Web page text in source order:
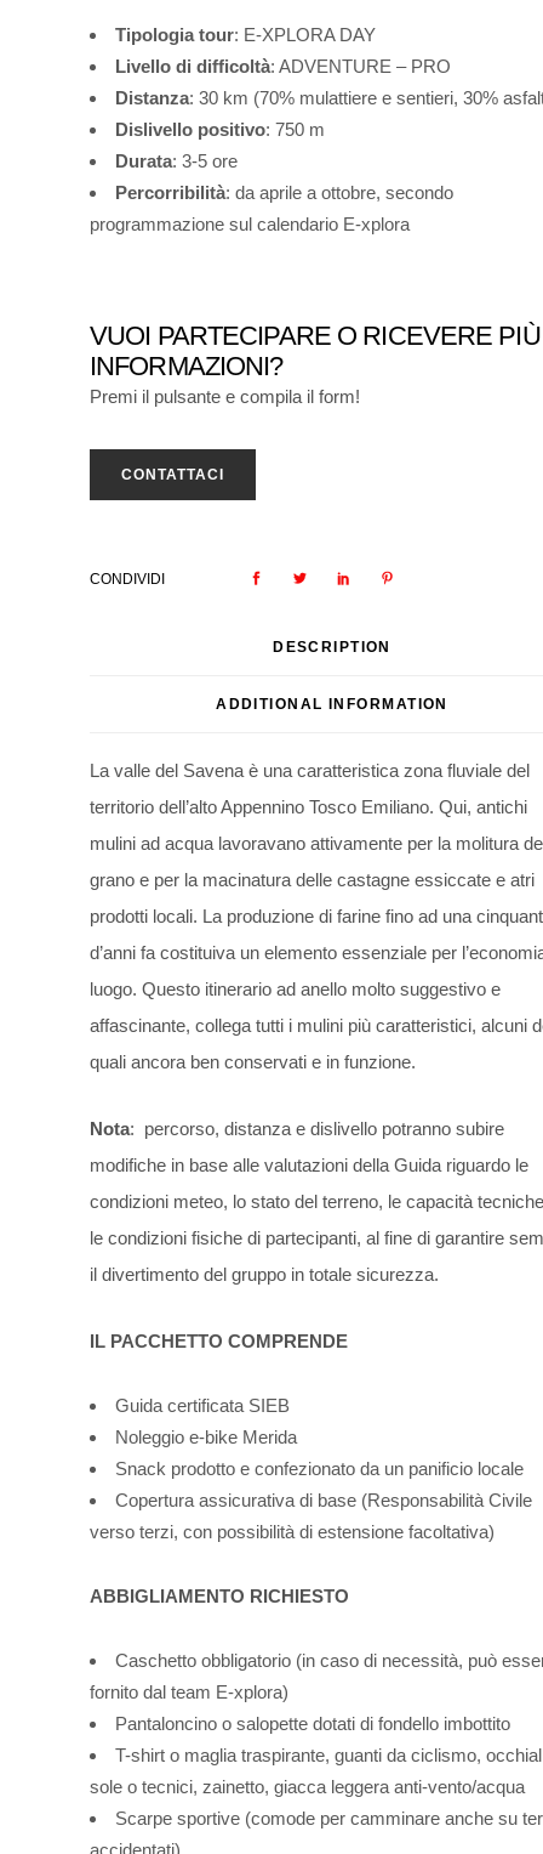
Tipologia tour: E-XPLORA DAY
Livello di difficoltà: ADVENTURE – PRO
Distanza: 30 km (70% mulattiere e sentieri, 30%
Dislivello positivo: 750 m
Durata: 3-5 ore
Percorribilità: da aprile a ottobre, secondo
programmazione sul calendario E-xplora
VUOI PARTECIPARE O RICEVERE PIÙ
INFORMAZIONI?
Premi il pulsante e compila il form!
CONTATTACI
CONDIVIDI
DESCRIPTION
ADDITIONAL INFORMATION
La valle del Savena è una caratteristica zona fluviale del
territorio dell’alto Appennino Tosco Emiliano. Qui, antichi
mulini ad acqua lavoravano attivamente per la molitura
grano e per la macinatura delle castagne essiccate e atri
prodotti locali. La produzione di farine fino ad una
d’anni fa costituiva un elemento essenziale per
luogo. Questo itinerario ad anello molto suggestivo e
affascinante, collega tutti i mulini più caratteristici, alcuni
quali ancora ben conservati e in funzione.
Nota: percorso, distanza e dislivello potranno subire
modifiche in base alle valutazioni della Guida riguardo le
condizioni meteo, lo stato del terreno, le capacità
le condizioni fisiche di partecipanti, al fine di garantire
il divertimento del gruppo in totale sicurezza.
IL PACCHETTO COMPRENDE
Guida certificata SIEB
Noleggio e-bike Merida
Snack prodotto e confezionato da un panificio locale
Copertura assicurativa di base (Responsabilità Civile
verso terzi, con possibilità di estensione facoltativa)
ABBIGLIAMENTO RICHIESTO
Caschetto obbligatorio (in caso di necessità, può
fornito dal team E-xplora)
Pantaloncino o salopette dotati di fondello imbottito
T-shirt o maglia traspirante, guanti da ciclismo,
sole o tecnici, zainetto, giacca leggera anti-vento/acqua
Scarpe sportive (comode per camminare anche su
accidentati)